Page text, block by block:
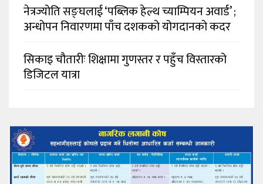
नेत्रज्योति सङ्घलाई ‘पब्लिक हेल्थ च्याम्पियन अवार्ड’ ;
अन्धोपन निवारणमा पाँच दशकको योगदानको कदर
सिकाइ चौतारीः शिक्षामा गुणस्तर र पहुँच विस्तारको
डिजिटल यात्रा